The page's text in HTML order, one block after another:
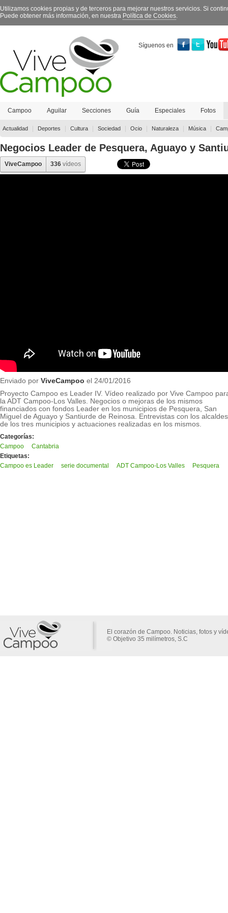
Utilizamos cookies propias y de terceros para mejorar nuestros servicios. Si
Puede obtener más información, en nuestra Política de Cookies.
Síguenos en
Campoo Aguilar Secciones Guía Especiales Fotos
Actualidad Deportes Cultura Sociedad Ocio Naturaleza Música
Contacto
Negocios Leader de Pesquera, Aguayo y
ViveCampoo 336 vídeos
Enviado por ViveCampoo el 24/01/2016
Proyecto Campoo es Leader IV. Vídeo realizado por Vive Campoo
la ADT Campoo-Los Valles. Negocios o mejoras de los mismos
financiados con fondos Leader en los municipios de Pesquera, San
Miguel de Aguayo y Santiurde de Reinosa. Entrevistas con los alcaldes
de los tres municipios y actuaciones realizadas en los mismos.
Categorías:
Campoo
Cantabria
Etiquetas:
Campoo es Leader
serie documental ADT Campoo-Los Valles Pesquera
El corazón de Campoo. Noticias, fotos y
© Objetivo 35 milímetros, S.C